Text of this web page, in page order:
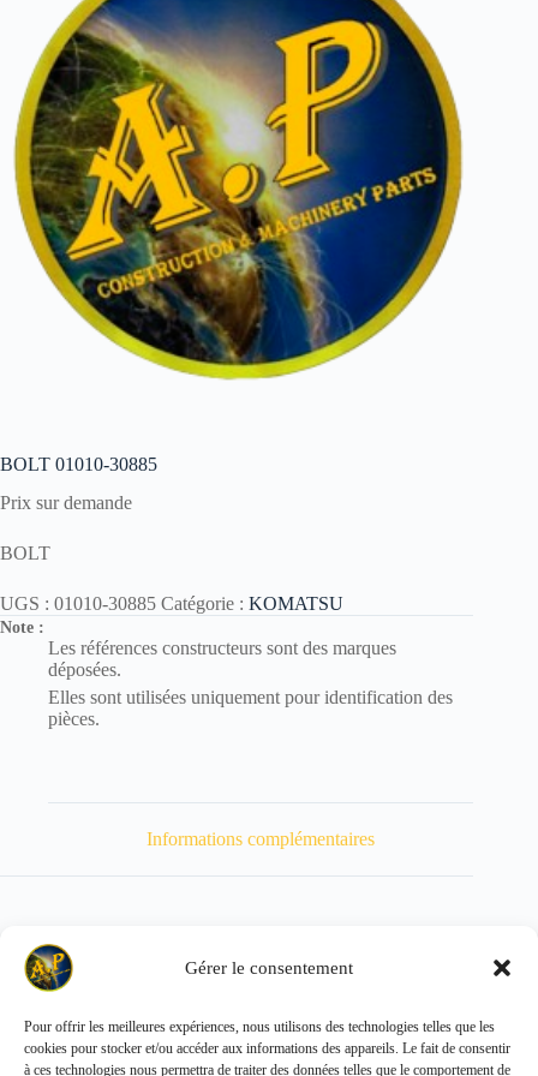
Gérer le consentement
Pour offrir les meilleures expériences, nous utilisons des technologies telles que les
cookies pour stocker et/ou accéder aux informations des appareils. Le fait de consentir
à ces technologies nous permettra de traiter des données telles que le comportement de
BOLT 01010-30885
Prix sur demande
BOLT
UGS : 01010-30885 Catégorie : KOMATSU
Note :
Les références constructeurs sont des marques
déposées.
Elles sont utilisées uniquement pour identification des
pièces.
Informations complémentaires
Poids 38 kg
Copyright © 2026 - ALL PARTS FRANCE SAS